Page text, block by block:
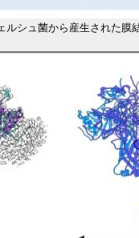
シュ菌から産生された膜